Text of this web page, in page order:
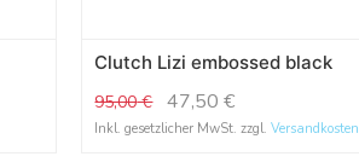
Clutch Lizi embossed black
95,00€ 47,50 €
Inkl. gesetzlicher MwSt. zzgl.Versandkosten